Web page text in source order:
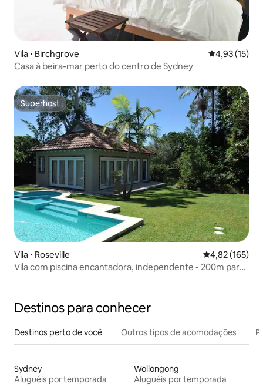
Vila ⋅ Birchgrove 4,93 de uma
4,93 (15)
Casa à beira-mar perto do centro de Sydney
Superhost
Superhost
Vila ⋅ Roseville 4,82 de uma
4,82 (165)
Vila com piscina encantadora, independente - 200m para
Destinos para conhecer
Destinos perto de você Outros tipos de acomodações
Sydney
Aluguéis por temporada
Wollongong
Aluguéis por temporada